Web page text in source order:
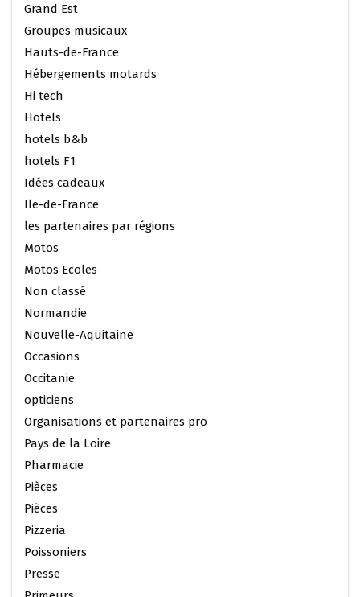
Grand Est
Groupes musicaux
Hauts-de-France
Hébergements motards
Hi tech
Hotels
hotels b&b
hotels F1
Idées cadeaux
Ile-de-France
les partenaires par régions
Motos
Motos Ecoles
Non classé
Normandie
Nouvelle-Aquitaine
Occasions
Occitanie
opticiens
Organisations et partenaires pro
Pays de la Loire
Pharmacie
Pièces
Pièces
Pizzeria
Poissoniers
Presse